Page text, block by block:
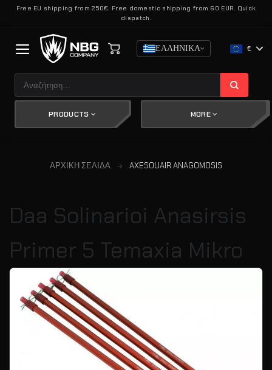
Μετάβαση
περιεχόμενο
Free EU shipping from 250€. Free domestic shipping from 60 EUR. Quick
dispatch.
ΕΛΛΗΝΙΚΆ €
για:
PRODUCTS MORE
ΑΡΧΙΚΉ ΣΕΛΊΔΑ AXESOUAIR ANAGOMOSIS
Daa Solinarioi Anasirsis
Primer 5 Temaxia Mikro